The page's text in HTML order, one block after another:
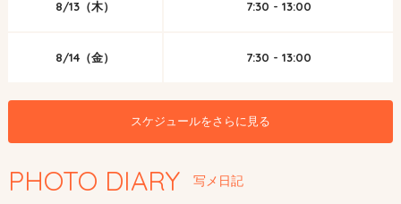
8/13（木） 7:30 - 13:00
8/14（金） 7:30 - 13:00
スケジュールをさらに見る
PHOTO DIARY 写メ日記